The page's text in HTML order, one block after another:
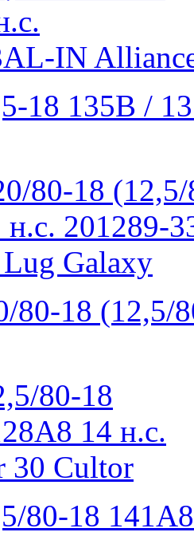
18 135B /
80-18 (12,5/
80-18